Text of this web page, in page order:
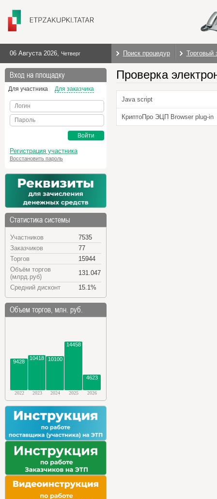
06 Августа 2026, Четверг Поиск процедур Торговый
Вход на площадку
Для участника Для заказчика
Логин
Пароль
Войти
Регистрация участника
Восстановить пароль
Статистика системы
Участников
7535
Заказчиков
77
Торгов
15944
Объём торгов
(млрд.руб)
131.047
Средний дисконт
15.1%
Объем торгов, млн. руб.
9428
10418 10100
14458
4623
2022 2023 2024 2025 2026
Проверка
Java script
КриптоПро ЭЦП Browser plug-in